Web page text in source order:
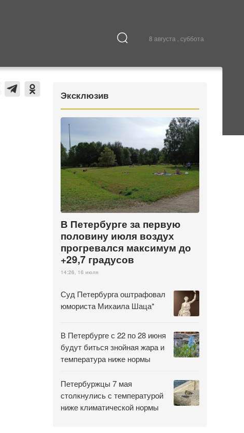
8 августа , суббота
Культура
Эксклюзив
В Петербурге за первую
половину июля воздух
прогревался максимум до
+29,7 градусов
14:26, 16 июля
Суд Петербурга оштрафовал
юмориста Михаила Шаца*
В Петербурге с 22 по 28 июня
будут биться знойная жара и
температура ниже нормы
Петербуржцы 7 мая
столкнулись с температурой
ниже климатической нормы